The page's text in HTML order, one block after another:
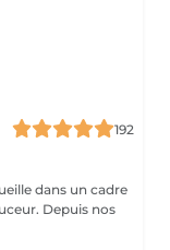
192
dans un cadre
Depuis nos